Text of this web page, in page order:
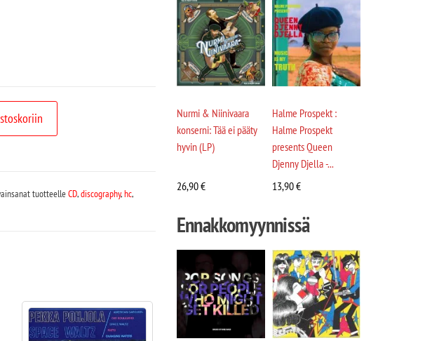
tuotteelleCD,discography,hc,
Nurmi & Niinivaara
konserni: Tää ei pääty
hyvin (LP)
26,90€
Halme Prospekt :
Halme Prospekt
presents Queen
Djenny Djella -...
13,90€
Ennakkomyynnissä